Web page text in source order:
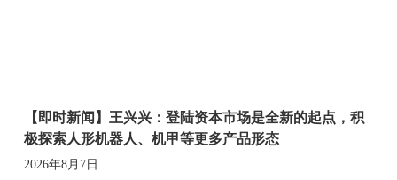
【即时新闻】王兴兴：登陆资本市场是全新的起点，积
极探索人形机器人、机甲等更多产品形态
2026年8月7日